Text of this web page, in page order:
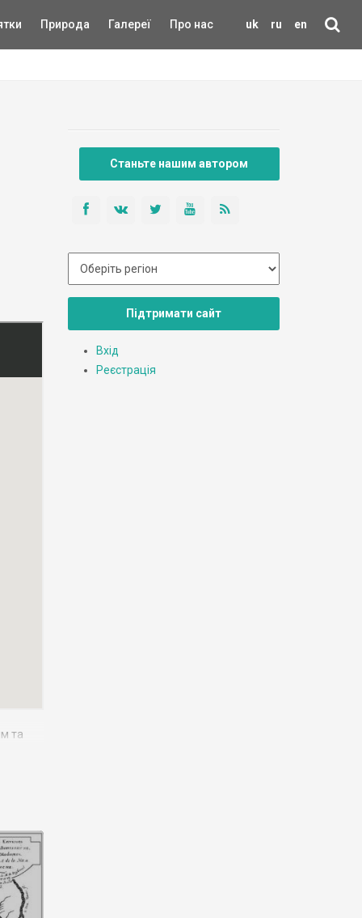
uk ru en
Природа Галереї Про нас
та
Станьте нашим автором
Підтримати сайт
Вхід
Реєстрація